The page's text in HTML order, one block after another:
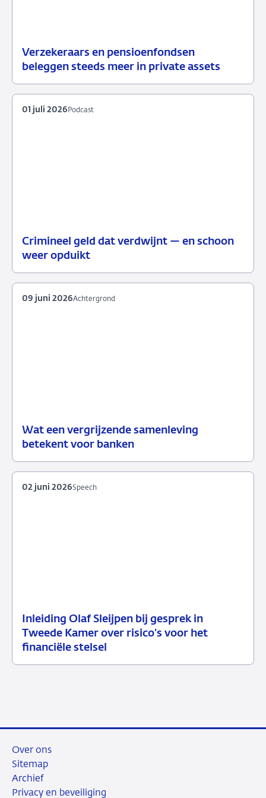
Verzekeraars en pensioenfondsen
beleggen steeds meer in private assets
15
Nieuws
Crimineel geld dat verdwijnt — en schoon
weer opduikt
01
Podcast
Podcast
01 juli 2026
Wat een vergrijzende samenleving
betekent voor banken
09
Achtergrond
Achtergrond
09 juni 2026
Inleiding Olaf Sleijpen bij gesprek in
Tweede Kamer over risico’s voor het
financiële stelsel
02
juni
Speech
Speech
02 juni 2026
Over ons
Sitemap
Archief
Privacy en beveiliging